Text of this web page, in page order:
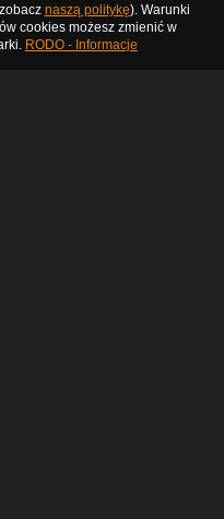
naszą politykę). Warunki
cookies możesz zmienić w
RODO - Informacje